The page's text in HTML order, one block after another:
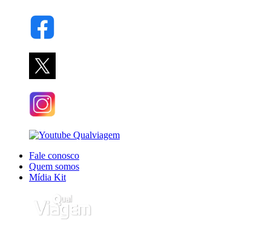
Fale conosco
Quem somos
Mídia Kit